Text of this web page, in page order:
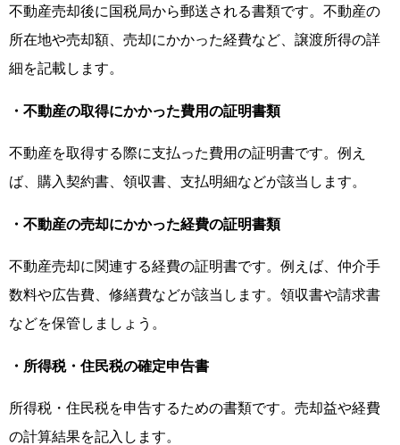
不動産売却後に国税局から郵送される書類です。不動産の
所在地や売却額、売却にかかった経費など、譲渡所得の詳
細を記載します。
・不動産の取得にかかった費用の証明書類
不動産を取得する際に支払った費用の証明書です。例え
ば、購入契約書、領収書、支払明細などが該当します。
・不動産の売却にかかった経費の証明書類
不動産売却に関連する経費の証明書です。例えば、仲介手
数料や広告費、修繕費などが該当します。領収書や請求書
などを保管しましょう。
・所得税・住民税の確定申告書
所得税・住民税を申告するための書類です。売却益や経費
の計算結果を記入します。